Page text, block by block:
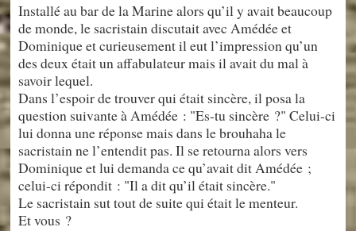
Installé au bar de la Marine alors qu’il y avait beaucoup
de monde, le sacristain discutait avec Amédée et
Dominique et curieusement il eut l’impression qu’un
des deux était un affabulateur mais il avait du mal à
savoir lequel.
Dans l’espoir de trouver qui était sincère, il posa la
question suivante à Amédée : "Es-tu sincère ?" Celui-ci
lui donna une réponse mais dans le brouhaha le
sacristain ne l’entendit pas. Il se retourna alors vers
Dominique et lui demanda ce qu’avait dit Amédée ;
celui-ci répondit : "Il a dit qu’il était sincère."
Le sacristain sut tout de suite qui était le menteur.
Et vous ?